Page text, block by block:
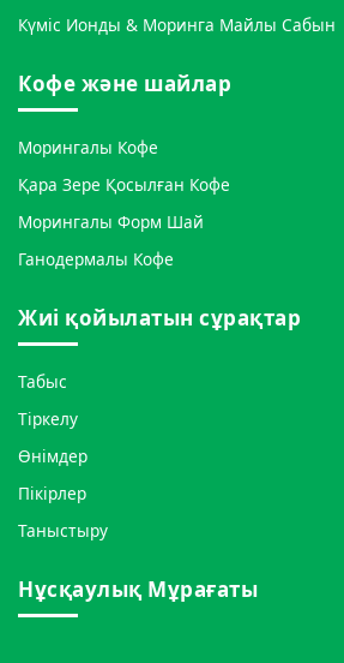
Күміс Ионды & Моринга Майлы Сабын
Кофе және шайлар
Морингалы Кофе
Қара Зере Қосылған Кофе
Морингалы Форм Шай
Ганодермалы Кофе
Жиі қойылатын сұрақтар
Табыс
Тіркелу
Өнімдер
Пікірлер
Таныстыру
Нұсқаулық Мұрағаты